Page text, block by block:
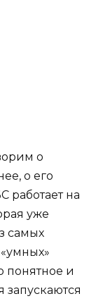
о
о его
работает на
уже
самых
понятное и